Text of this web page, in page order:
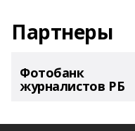
Партнеры
Фотобанк
журналистов РБ